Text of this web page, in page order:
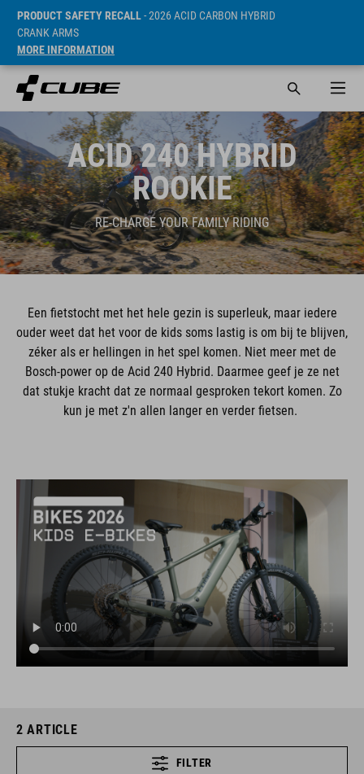
PRODUCT SAFETY RECALL- 2026 ACID CARBON HYBRID
CRANK ARMS
MORE INFORMATION
ACID 240 HYBRID
ROOKIE
RE-CHARGE YOUR FAMILY RIDING
Een fietstocht met het hele gezin is superleuk, maar iedere
ouder weet dat het voor de kids soms lastig is om bij te blijven,
zéker als er hellingen in het spel komen. Niet meer met de
Bosch-power op de Acid 240 Hybrid. Daarmee geef je ze net
dat stukje kracht dat ze normaal gesproken tekort komen. Zo
kun je met z'n allen langer en verder fietsen.
2 ARTICLE
FILTER